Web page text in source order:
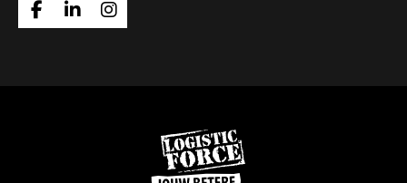
Idź
Facebook
Idź
LinkedIn
Idź
Instagram
Wróć
do